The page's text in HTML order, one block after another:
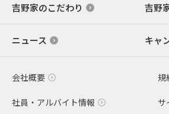
吉野家のこだわり 吉野
ニュース キャ
会社概要 規
社員・アルバイト情報 サ